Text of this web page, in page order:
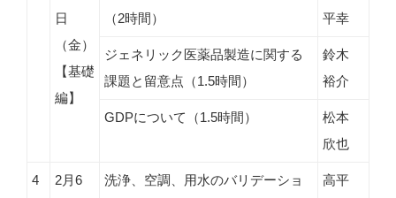
日
（金）
【基礎
編】
（2時間）
平幸
ジェネリック医薬品製造に関する
課題と留意点（1.5時間）
鈴木
裕介
GDPについて（1.5時間）
松本
欣也
4
2月6
洗浄、空調、用水のバリデーショ
高平